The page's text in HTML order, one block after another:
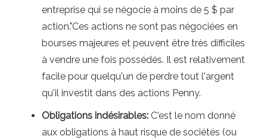
entreprise qui se négocie à moins de 5 $ par
action."Ces actions ne sont pas négociées en
bourses majeures et peuvent être très difficiles
à vendre une fois possédés. Il est relativement
facile pour quelqu'un de perdre tout l'argent
qu'il investit dans des actions Penny.
Obligations indésirables: C'est le nom donné
aux obligations à haut risque de sociétés (ou